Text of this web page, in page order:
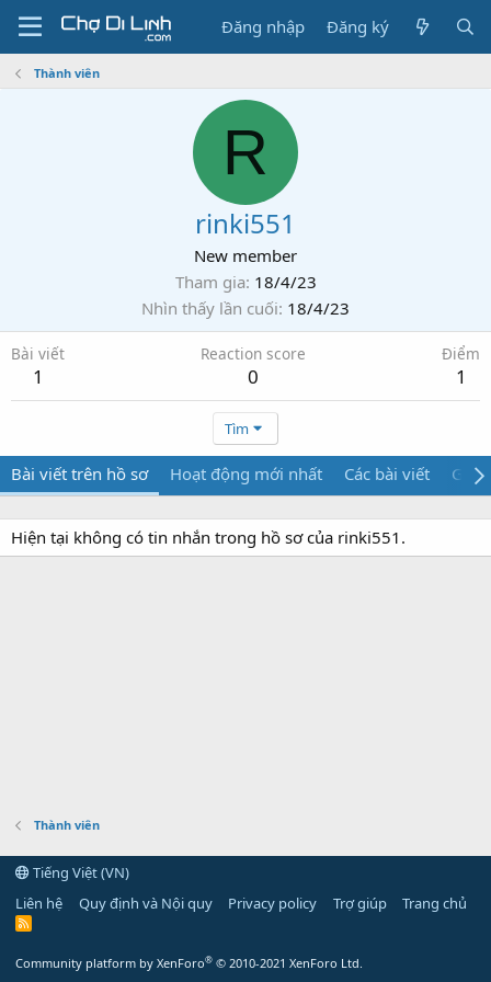
Đăng nhập Đăng ký
Thành viên
R
rinki551
New member
Tham gia 18/4/23
Nhìn thấy lần cuối 18/4/23
Bài viết
1
Reaction score
0
Điểm
1
Tìm
Bài viết trên hồ sơ Hoạt động mới nhất Các bài viết Giới
Hiện tại không có tin nhắn trong hồ sơ của rinki551.
Thành viên
Tiếng Việt (VN)
Liên hệ
Quy định và Nội quy Privacy policy Trợ giúp Trang chủ
R
Community platform by XenForo® © 2010-2021 XenForo Ltd.